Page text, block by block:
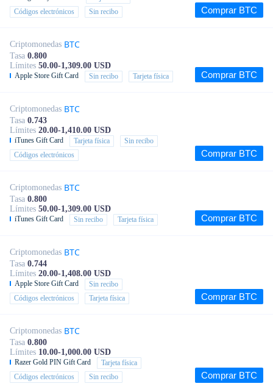
Códigos electrónicos
Sin recibo Comprar BTC
Criptomonedas BTC
Tasa 0.800
Límites 50.00-1,309.00 USD
Apple Store Gift Card Sin recibo Tarjeta física Comprar BTC
Criptomonedas BTC
Tasa 0.743
Límites 20.00-1,410.00 USD
iTunes Gift Card Tarjeta física
Sin recibo
Códigos electrónicos
Comprar BTC
Criptomonedas BTC
Tasa 0.800
Límites 50.00-1,309.00 USD
iTunes Gift Card Sin recibo Tarjeta física Comprar BTC
Criptomonedas BTC
Tasa 0.744
Límites 20.00-1,408.00 USD
Apple Store Gift Card
Sin recibo
Códigos electrónicos
Tarjeta física Comprar BTC
Criptomonedas BTC
Tasa 0.800
Límites 10.00-1,000.00 USD
Razer Gold PIN Gift Card
Tarjeta física
Códigos electrónicos
Sin recibo Comprar BTC